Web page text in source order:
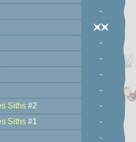
-
-
-
-
-
Siths #2
-
Siths #1
-
-